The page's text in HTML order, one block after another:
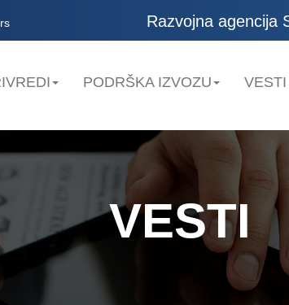
Razvojna agencija
PODRŠKA IZVOZU VESTI
VESTI